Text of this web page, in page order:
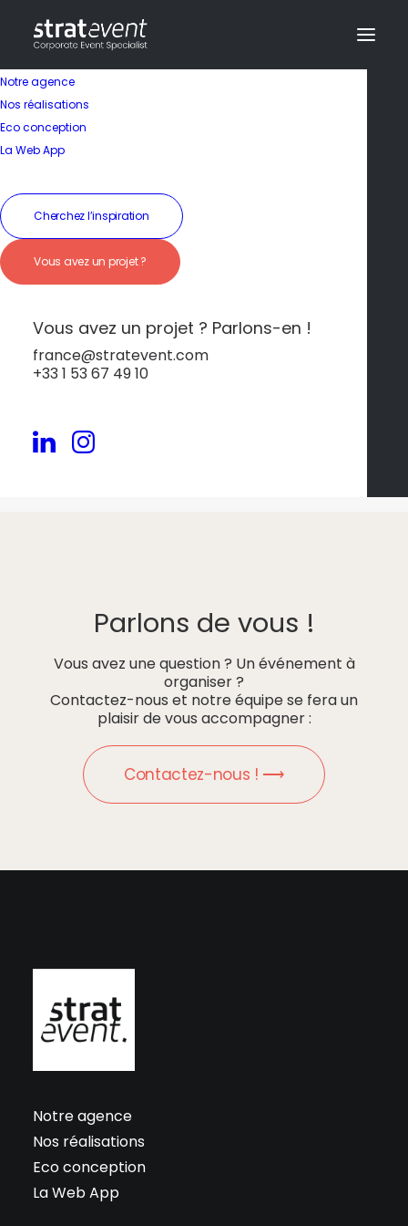
Notre agence
Nos réalisations
Eco conception
La Web App
Cherchez l’inspiration
Vous avez un projet ?
Vous avez un projet ? Parlons-en !
france@stratevent.com
+33 1 53 67 49 10
Gastronomie
portugaise
Porto et Douro
Porto est également une ville gastronomique
généreuse, parfaite pour des dégustations de
groupe.
Parlons de vous !
Vous avez une question ? Un événement à
organiser ?
Contactez-nous et notre équipe se fera un
plaisir de vous accompagner :
Contactez-nous ! ⟶
Notre agence
Nos réalisations
Eco conception
La Web App